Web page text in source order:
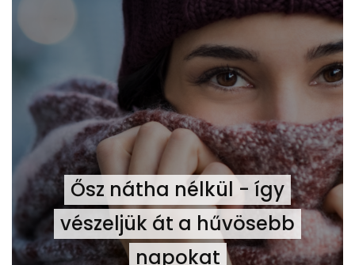
Ősz nátha nélkül - így
vészeljük át a hűvösebb
napokat